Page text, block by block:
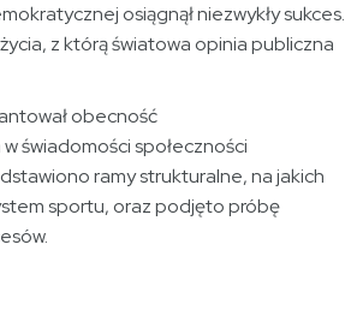
osiągnął niezwykły sukces.
z którą światowa opinia publiczna
obecność
świadomości społeczności
ramy strukturalne, na jakich
sportu, oraz podjęto próbę